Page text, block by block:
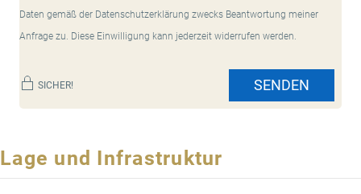
Daten gemäß der Datenschutzerklärung zwecks Beantwortung meiner
Anfrage zu. Diese Einwilligung kann jederzeit widerrufen werden.
SICHER! SENDEN
Lage und Infrastruktur